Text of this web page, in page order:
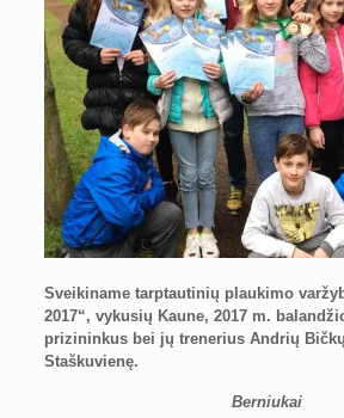
Sveikiname tarptautinių plaukimo
2017“, vykusių Kaune, 2017 m.
prizininkus bei jų trenerius Andrių
Staškuvienę.
Berniukai